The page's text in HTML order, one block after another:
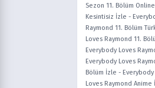
Sezon 11. Bölüm
Kesintisiz İzle -
Raymond 11. Bölüm
Loves Raymond 11.
Everybody Loves
Everybody Loves
Bölüm İzle -
Loves Raymond Anime